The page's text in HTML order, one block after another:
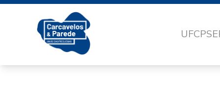
UFCP